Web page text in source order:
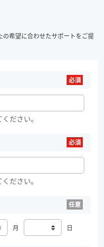
希望に合わせたサポートをご提
ださい。
ださい。
月 日